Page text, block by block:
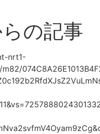
の記事
nrt1-